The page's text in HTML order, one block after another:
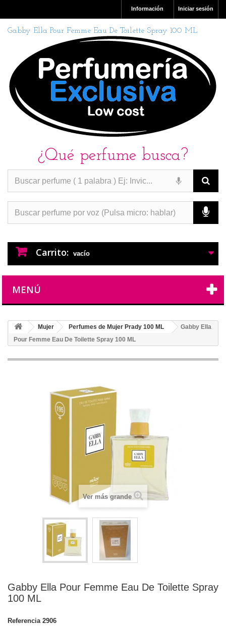
Iniciar sesión
Información
Gabby Ella Pour Femme Eau De Toilette Spray 100 ML
¿Qué perfume busca?
Carrito: vacío
MENÚ
Mujer Perfumes de Mujer Prady 100 ML
Gabby Ella
Pour Femme Eau De Toilette Spray 100 ML
Ver más grande
Gabby Ella Pour Femme Eau De Toilette Spray
100 ML
Referencia 2906